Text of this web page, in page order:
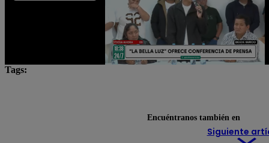
Tags:
Siguiente
Encuéntranos también en